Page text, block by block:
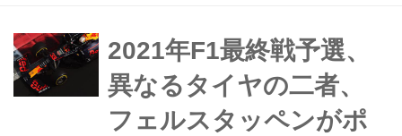
が決定した。2位にはメルセデスのル
イス・ハミルトン、3位にはフェラー
リのカルロス・...
2021年F1最終戦予選、
異なるタイヤの二者、
フェルスタッペンがポ